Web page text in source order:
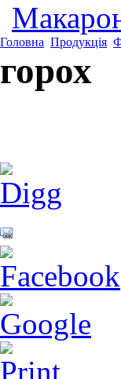
Головна Продукція
горох